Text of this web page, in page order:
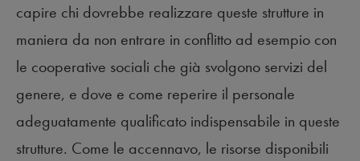
capire chi dovrebbe realizzare queste strutture in
maniera da non entrare in conflitto ad esempio con
le cooperative sociali che già svolgono servizi del
genere, e dove e come reperire il personale
adeguatamente qualificato indispensabile in queste
strutture. Come le accennavo, le risorse disponibili